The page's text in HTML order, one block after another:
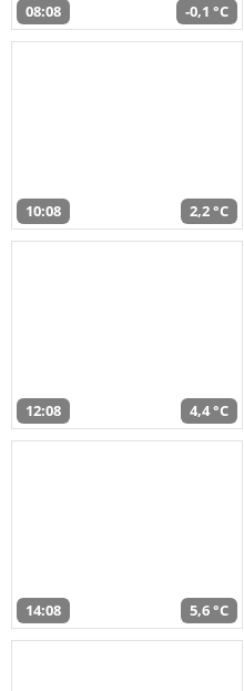
08:08 -0,1 °C
10:08 2,2 °C
12:08 4,4 °C
14:08 5,6 °C